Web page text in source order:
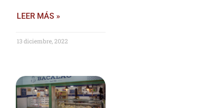
LEER MÁS »
13 diciembre, 2022